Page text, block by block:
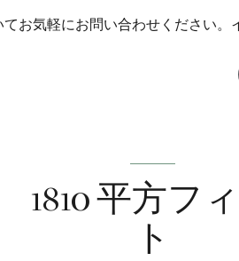
お気軽にお問い合わせください。
1810 平方フ
ト